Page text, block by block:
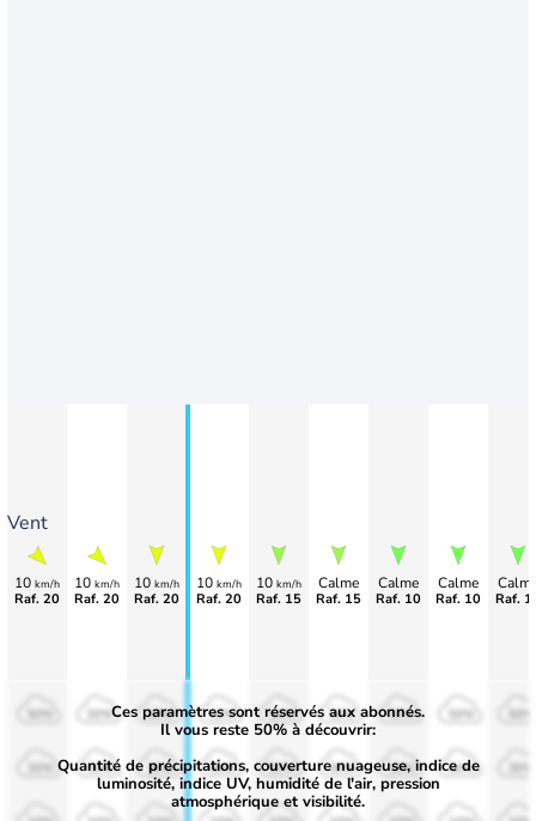
Vent
10 km/h
Raf. 20
10 km/h
Raf. 20
10 km/h
Raf. 20
10 km/h
Raf. 20
10 km/h
Raf. 15
Calme
Raf. 15
Calme
Raf. 10
Calme
Raf. 10 Raf.
50%
30%
50%
30%
50%
30%
50%
30%
50%
30%
50%
30%
50%
30%
Ces paramètres sont réservés aux abonnés.
Il vous reste 50% à découvrir:
Quantité de précipitations, couverture nuageuse, indice de
luminosité, indice UV, humidité de l'air, pression
atmosphérique et visibilité.